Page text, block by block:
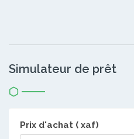
Simulateur de prêt
Prix d'achat ( xaf)